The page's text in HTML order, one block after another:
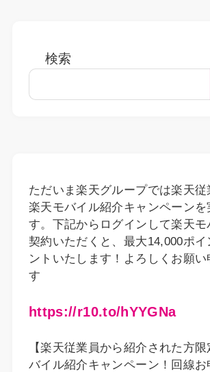
検索
ただいま楽天グループでは楽天
楽天モバイル紹介キャンペーンを
す。下記からログインして楽天
契約いただくと、最大14,000ポ
ントいたします！よろしくお願い
す
https://r10.to/hYYGNa
【楽天従業員から紹介された方
バイル紹介キャンペーン！回線